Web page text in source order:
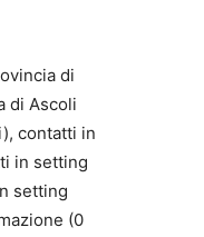
di
di Ascoli
contatti in
in setting
setting
(0